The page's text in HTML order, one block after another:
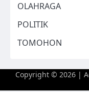
OLAHRAGA
POLITIK
TOMOHON
Copyright © 2026 |